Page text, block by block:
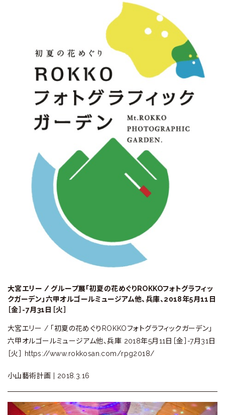
大宮エリー / グループ展「初夏の花めぐりROKKOフォトグラフィッ
クガーデン」六甲オルゴールミュージアム他、兵庫、2018年5月11日
［金］-7月31日［火］
大宮エリー / 「初夏の花めぐりROKKOフォトグラフィックガーデン」
六甲オルゴールミュージアム他、兵庫 2018年5月11日［金］-7月31日
［火］ https://www.rokkosan.com/rpg2018/
小山藝術計画 | 2018.3.16